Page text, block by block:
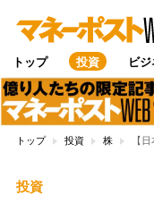
トップ 投資 ビ
トップ 投資 株 【
投資